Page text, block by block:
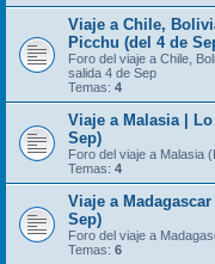
Viaje a Chile,
Picchu (del 4 de
Foro del viaje a Chile,
salida 4 de Sep
Temas: 4
Viaje a Malasia |
Sep)
Foro del viaje a Malasia
Temas: 4
Viaje a
Sep)
Foro del viaje a
Temas: 6